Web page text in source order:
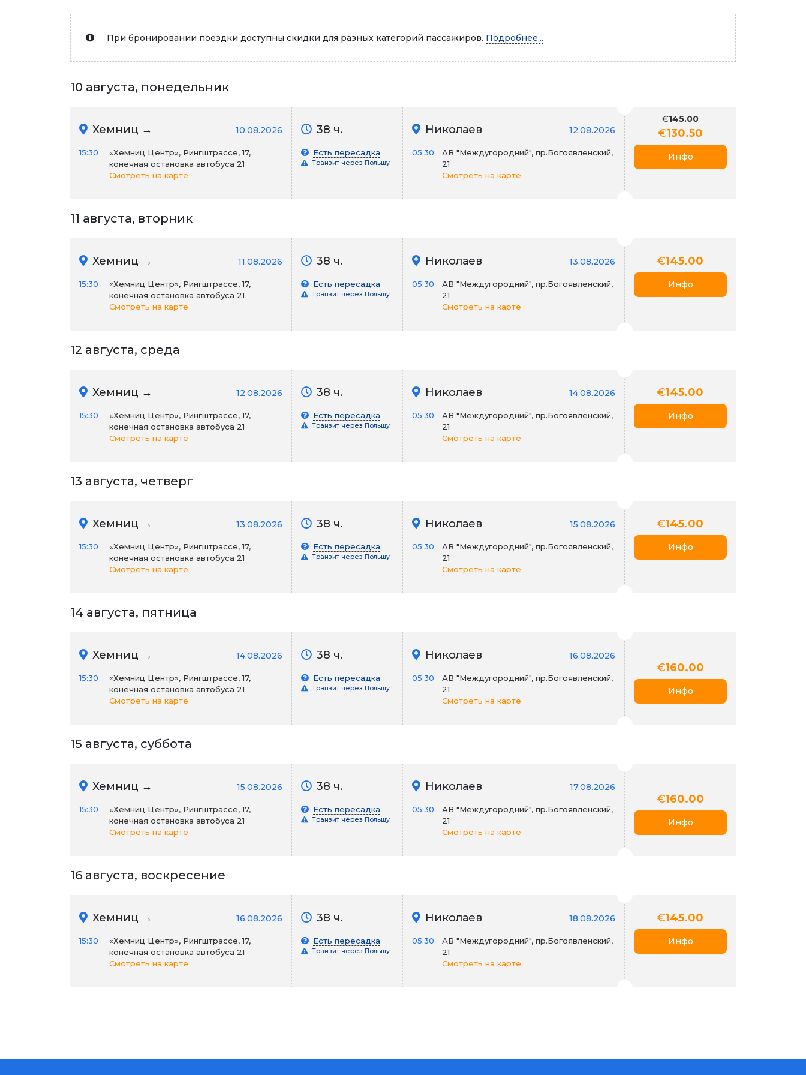
Автопарк
При бронировании поездки доступны скидки для разных категорий пассажиров. Подробнее...
10 августа, понедельник
Хемниц → 10.08.2026
15:30
«Хемниц Центр», Рингштрассе, 17,
конечная остановка автобуса 21
Смотреть на карте
38 ч.
Есть пересадка
Транзит через Польшу
Николаев 12.08.2026
05:30
АВ "Междугородний", пр.Богоявленский,
21
Смотреть на карте
€145.00
€130.50
Инфо
11 августа, вторник
Хемниц → 11.08.2026
15:30
«Хемниц Центр», Рингштрассе, 17,
конечная остановка автобуса 21
Смотреть на карте
38 ч.
Есть пересадка
Транзит через Польшу
Николаев 13.08.2026
05:30
АВ "Междугородний", пр.Богоявленский,
21
Смотреть на карте
€145.00
Инфо
12 августа, среда
Хемниц → 12.08.2026
15:30
«Хемниц Центр», Рингштрассе, 17,
конечная остановка автобуса 21
Смотреть на карте
38 ч.
Есть пересадка
Транзит через Польшу
Николаев 14.08.2026
05:30
АВ "Междугородний", пр.Богоявленский,
21
Смотреть на карте
€145.00
Инфо
13 августа, четверг
Хемниц → 13.08.2026
15:30
«Хемниц Центр», Рингштрассе, 17,
конечная остановка автобуса 21
Смотреть на карте
38 ч.
Есть пересадка
Транзит через Польшу
Николаев 15.08.2026
05:30
АВ "Междугородний", пр.Богоявленский,
21
Смотреть на карте
€145.00
Инфо
14 августа, пятница
Хемниц → 14.08.2026
15:30
«Хемниц Центр», Рингштрассе, 17,
конечная остановка автобуса 21
Смотреть на карте
38 ч.
Есть пересадка
Транзит через Польшу
Николаев 16.08.2026
05:30
АВ "Междугородний", пр.Богоявленский,
21
Смотреть на карте
€160.00
Инфо
15 августа, суббота
Хемниц → 15.08.2026
15:30
«Хемниц Центр», Рингштрассе, 17,
конечная остановка автобуса 21
Смотреть на карте
38 ч.
Есть пересадка
Транзит через Польшу
Николаев 17.08.2026
05:30
АВ "Междугородний", пр.Богоявленский,
21
Смотреть на карте
€160.00
Инфо
16 августа, воскресение
Хемниц → 16.08.2026
15:30
«Хемниц Центр», Рингштрассе, 17,
конечная остановка автобуса 21
Смотреть на карте
38 ч.
Есть пересадка
Транзит через Польшу
Николаев 18.08.2026
05:30
АВ "Междугородний", пр.Богоявленский,
21
Смотреть на карте
€145.00
Инфо